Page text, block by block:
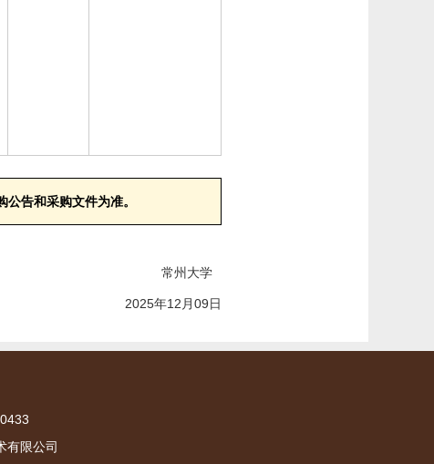
告和采购文件为准。
常州大学
2025年12月09日
有限公司